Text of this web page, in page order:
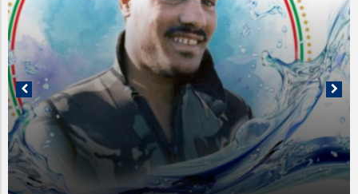
1401-02-21
غواص شهید حسین محمدی